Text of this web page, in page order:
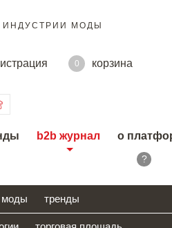
ИНДУСТРИИ МОДЫ
0
корзина
b2b журнал о
?
моды тренды